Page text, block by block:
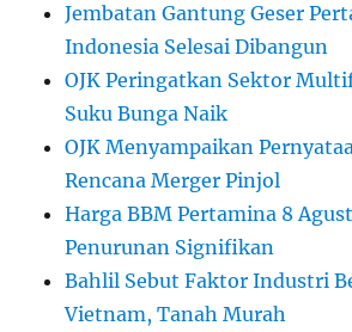
Jembatan Gantung Geser
Indonesia Selesai Dibangun
OJK Peringatkan Sektor
Suku Bunga Naik
OJK Menyampaikan
Rencana Merger Pinjol
Harga BBM Pertamina 8
Penurunan Signifikan
Bahlil Sebut Faktor Industri
Vietnam, Tanah Murah